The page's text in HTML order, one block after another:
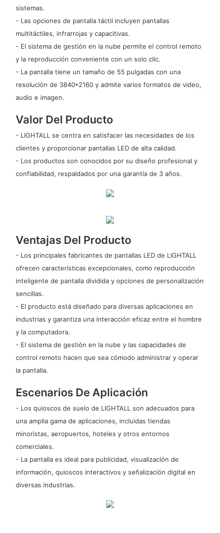
sistemas.
- Las opciones de pantalla táctil incluyen pantallas
multitáctiles, infrarrojas y capacitivas.
- El sistema de gestión en la nube permite el control remoto
y la reproducción conveniente con un solo clic.
- La pantalla tiene un tamaño de 55 pulgadas con una
resolución de 3840*2160 y admite varios formatos de video,
audio e imagen.
Valor Del Producto
- LIGHTALL se centra en satisfacer las necesidades de los
clientes y proporcionar pantallas LED de alta calidad.
- Los productos son conocidos por su diseño profesional y
confiabilidad, respaldados por una garantía de 3 años.
Ventajas Del Producto
- Los principales fabricantes de pantallas LED de LIGHTALL
ofrecen características excepcionales, como reproducción
inteligente de pantalla dividida y opciones de personalización
sencillas.
- El producto está diseñado para diversas aplicaciones en
industrias y garantiza una interacción eficaz entre el hombre
y la computadora.
- El sistema de gestión en la nube y las capacidades de
control remoto hacen que sea cómodo administrar y operar
la pantalla.
Escenarios De Aplicación
- Los quioscos de suelo de LIGHTALL son adecuados para
una amplia gama de aplicaciones, incluidas tiendas
minoristas, aeropuertos, hoteles y otros entornos
comerciales.
- La pantalla es ideal para publicidad, visualización de
información, quioscos interactivos y señalización digital en
diversas industrias.